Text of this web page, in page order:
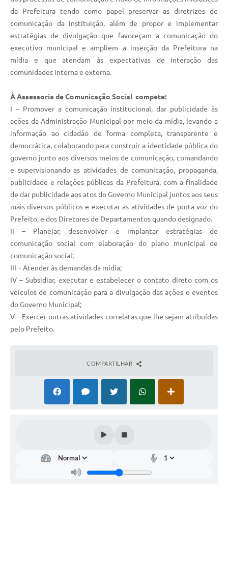
da Prefeitura tendo como papel preservar as diretrizes de
comunicação da instituição, além de propor e implementar
estratégias de divulgação que favoreçam a comunicação do
executivo municipal e ampliem a inserção da Prefeitura na
mídia e que atendam às expectativas de interação das
comunidades interna e externa.
À Assessoria de Comunicação Social compete:
I – Promover a comunicação institucional, dar publicidade às
ações da Administração Municipal por meio da mídia, levando a
informação ao cidadão de forma completa, transparente e
democrática, colaborando para construir a identidade pública do
governo junto aos diversos meios de comunicação, comandando
e supervisionando as atividades de comunicação, propaganda,
publicidade e relações públicas da Prefeitura, com a finalidade
de dar publicidade aos atos do Governo Municipal juntos aos seus
mais diversos públicos e executar as atividades de porta-voz do
Prefeito, e dos Diretores de Departamentos quando designado.
II – Planejar, desenvolver e implantar estratégias de
comunicação social com elaboração do plano municipal de
comunicação social;
III – Atender às demandas da mídia;
IV – Subsidiar, executar e estabelecer o contato direto com os
veículos de comunicação para a divulgação das ações e eventos
do Governo Municipal;
V – Exercer outras atividades correlatas que lhe sejam atribuídas
pelo Prefeito.
COMPARTILHAR